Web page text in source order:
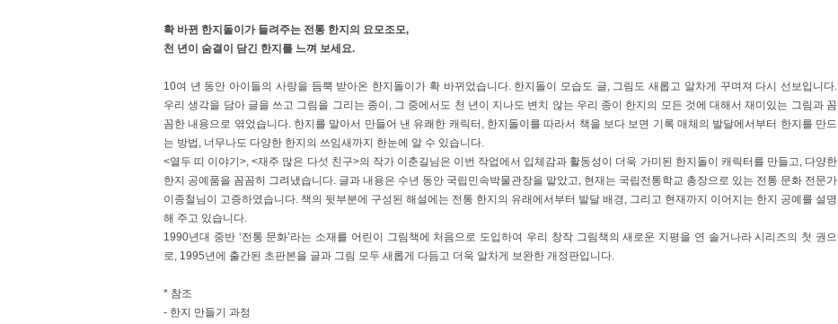
확 바뀐 한지돌이가 들려주는 전통 한지의 요모조모,
천 년이 숨결이 담긴 한지를 느껴 보세요.
10여 년 동안 아이들의 사랑을 듬뿍 받아온 한지돌이가 확 바뀌었습니다. 한지돌이 모습도 글, 그림도 새롭고 알차게 꾸며져 다시 선보입니다.
우리 생각을 담아 글을 쓰고 그림을 그리는 종이, 그 중에서도 천 년이 지나도 변치 않는 우리 종이 한지의 모든 것에 대해서 재미있는 그림과 꼼
꼼한 내용으로 엮었습니다. 한지를 말아서 만들어 낸 유쾌한 캐릭터, 한지돌이를 따라서 책을 보다 보면 기록 매체의 발달에서부터 한지를 만드
는 방법, 너무나도 다양한 한지의 쓰임새까지 한눈에 알 수 있습니다.
<열두 띠 이야기>, <재주 많은 다섯 친구>의 작가 이춘길님은 이번 작업에서 입체감과 활동성이 더욱 가미된 한지돌이 캐릭터를 만들고, 다양한
한지 공예품을 꼼꼼히 그려냈습니다. 글과 내용은 수년 동안 국립민속박물관장을 맡았고, 현재는 국립전통학교 총장으로 있는 전통 문화 전문가
이종철님이 고증하였습니다. 책의 뒷부분에 구성된 해설에는 전통 한지의 유래에서부터 발달 배경, 그리고 현재까지 이어지는 한지 공예를 설명
해 주고 있습니다.
1990년대 중반 ‘전통 문화’라는 소재를 어린이 그림책에 처음으로 도입하여 우리 창작 그림책의 새로운 지평을 연 솔거나라 시리즈의 첫 권으
로, 1995년에 출간된 초판본을 글과 그림 모두 새롭게 다듬고 더욱 알차게 보완한 개정판입니다.
* 참조
- 한지 만들기 과정